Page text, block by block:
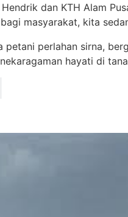
dan KTH Alam
masyarakat, kita
perlahan sirna,
hayati di